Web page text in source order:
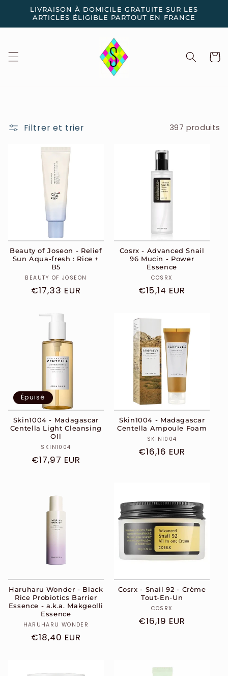
passer
contenu
LIVRAISON À DOMICILE GRATUITE SUR LES
ARTICLES ÉLIGIBLE PARTOUT EN FRANCE
Panier
Filtrer et trier 397 produits
Beauty of Joseon - Relief
Sun Aqua-fresh : Rice +
B5
Distributeur :
BEAUTY OF JOSEON
Prix
€17,33 EUR
Cosrx - Advanced Snail
96 Mucin - Power
Essence
Distributeur :
COSRX
Prix
€15,14 EUR
Épuisé
Skin1004 - Madagascar
Centella Light Cleansing
OIl
Distributeur :
SKIN1004
Prix
€17,97 EUR
Skin1004 - Madagascar
Centella Ampoule Foam
Distributeur :
SKIN1004
Prix
€16,16 EUR
Haruharu Wonder - Black
Rice Probiotics Barrier
Essence - a.k.a. Makgeolli
Essence
Distributeur :
HARUHARU WONDER
Prix
€18,40 EUR
Cosrx - Snail 92 - Crème
Tout-En-Un
Distributeur :
COSRX
Prix
€16,19 EUR